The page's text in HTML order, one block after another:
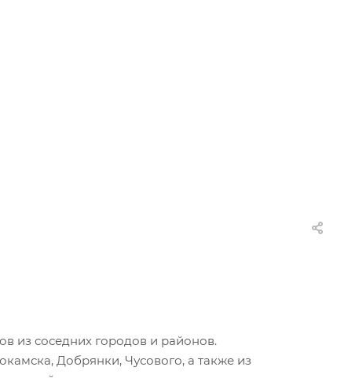
из соседних городов и районов.
Добрянки, Чусового, а также из